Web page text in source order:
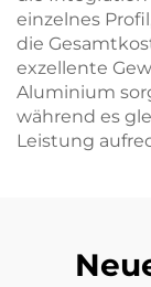
einzelnes
die
exzellente
Aluminium
während es
Leistung